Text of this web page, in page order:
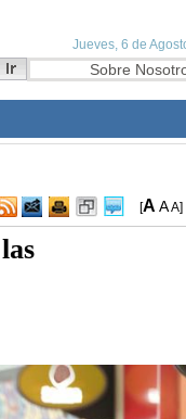
[A AA]